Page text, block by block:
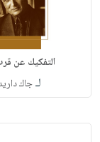
التفكيك عن
لـجاك